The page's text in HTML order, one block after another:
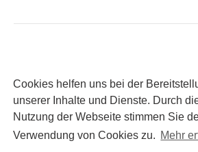
Cookies helfen uns bei der
unserer Inhalte und Dienste. Durch
Nutzung der Webseite stimmen Sie
Verwendung von Cookies zu. Mehr
e
i
t
r